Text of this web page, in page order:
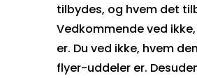
tilbydes, og hvem det
Vedkommende ved
er. Du ved ikke, hvem
flyer-uddeler er.